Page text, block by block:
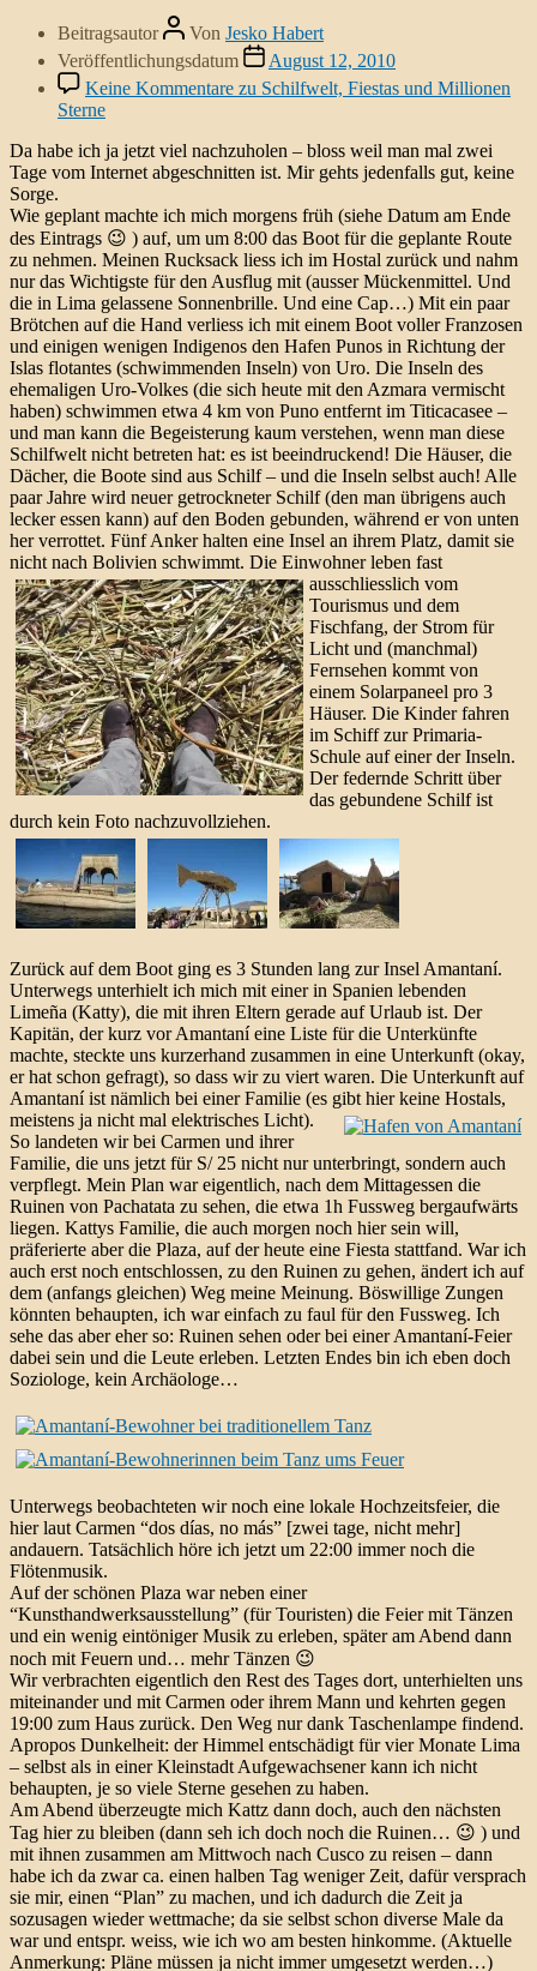
Beitragsautor Von Jesko Habert
Veröffentlichungsdatum
August 12, 2010
Keine Kommentare zu Schilfwelt, Fiestas und Millionen
Sterne
Da habe ich ja jetzt viel nachzuholen – bloss weil man mal zwei
Tage vom Internet abgeschnitten ist. Mir gehts jedenfalls gut, keine
Sorge.
Wie geplant machte ich mich morgens früh (siehe Datum am Ende
des Eintrags 😉 ) auf, um um 8:00 das Boot für die geplante Route
zu nehmen. Meinen Rucksack liess ich im Hostal zurück und nahm
nur das Wichtigste für den Ausflug mit (ausser Mückenmittel. Und
die in Lima gelassene Sonnenbrille. Und eine Cap…) Mit ein paar
Brötchen auf die Hand verliess ich mit einem Boot voller Franzosen
und einigen wenigen Indigenos den Hafen Punos in Richtung der
Islas flotantes (schwimmenden Inseln) von Uro. Die Inseln des
ehemaligen Uro-Volkes (die sich heute mit den Azmara vermischt
haben) schwimmen etwa 4 km von Puno entfernt im Titicacasee –
und man kann die Begeisterung kaum verstehen, wenn man diese
Schilfwelt nicht betreten hat: es ist beeindruckend! Die Häuser, die
Dächer, die Boote sind aus Schilf – und die Inseln selbst auch! Alle
paar Jahre wird neuer getrockneter Schilf (den man übrigens auch
lecker essen kann) auf den Boden gebunden, während er von unten
her verrottet. Fünf Anker halten eine Insel an ihrem Platz, damit sie
nicht nach Bolivien schwimmt. Die Einwohner leben fast
ausschliesslich vom
Tourismus und dem
Fischfang, der Strom für
Licht und (manchmal)
Fernsehen kommt von
einem Solarpaneel pro 3
Häuser. Die Kinder fahren
im Schiff zur Primaria-
Schule auf einer der Inseln.
Der federnde Schritt über
das gebundene Schilf ist
durch kein Foto nachzuvollziehen.
Zurück auf dem Boot ging es 3 Stunden lang zur Insel Amantaní.
Unterwegs unterhielt ich mich mit einer in Spanien lebenden
Limeña (Katty), die mit ihren Eltern gerade auf Urlaub ist. Der
Kapitän, der kurz vor Amantaní eine Liste für die Unterkünfte
machte, steckte uns kurzerhand zusammen in eine Unterkunft (okay,
er hat schon gefragt), so dass wir zu viert waren. Die Unterkunft auf
Amantaní ist nämlich bei einer Familie (es gibt hier keine Hostals,
meistens ja nicht mal elektrisches Licht).
So landeten wir bei Carmen und ihrer
Familie, die uns jetzt für S/ 25 nicht nur unterbringt, sondern auch
verpflegt. Mein Plan war eigentlich, nach dem Mittagessen die
Ruinen von Pachatata zu sehen, die etwa 1h Fussweg bergaufwärts
liegen. Kattys Familie, die auch morgen noch hier sein will,
präferierte aber die Plaza, auf der heute eine Fiesta stattfand. War ich
auch erst noch entschlossen, zu den Ruinen zu gehen, ändert ich auf
dem (anfangs gleichen) Weg meine Meinung. Böswillige Zungen
könnten behaupten, ich war einfach zu faul für den Fussweg. Ich
sehe das aber eher so: Ruinen sehen oder bei einer Amantaní-Feier
dabei sein und die Leute erleben. Letzten Endes bin ich eben doch
Soziologe, kein Archäologe…
Unterwegs beobachteten wir noch eine lokale Hochzeitsfeier, die
hier laut Carmen “dos días, no más” [zwei tage, nicht mehr]
andauern. Tatsächlich höre ich jetzt um 22:00 immer noch die
Flötenmusik.
Auf der schönen Plaza war neben einer
“Kunsthandwerksausstellung” (für Touristen) die Feier mit Tänzen
und ein wenig eintöniger Musik zu erleben, später am Abend dann
noch mit Feuern und… mehr Tänzen 😉
Wir verbrachten eigentlich den Rest des Tages dort, unterhielten uns
miteinander und mit Carmen oder ihrem Mann und kehrten gegen
19:00 zum Haus zurück. Den Weg nur dank Taschenlampe findend.
Apropos Dunkelheit: der Himmel entschädigt für vier Monate Lima
– selbst als in einer Kleinstadt Aufgewachsener kann ich nicht
behaupten, je so viele Sterne gesehen zu haben.
Am Abend überzeugte mich Kattz dann doch, auch den nächsten
Tag hier zu bleiben (dann seh ich doch noch die Ruinen… 😉 ) und
mit ihnen zusammen am Mittwoch nach Cusco zu reisen – dann
habe ich da zwar ca. einen halben Tag weniger Zeit, dafür versprach
sie mir, einen “Plan” zu machen, und ich dadurch die Zeit ja
sozusagen wieder wettmache; da sie selbst schon diverse Male da
war und entspr. weiss, wie ich wo am besten hinkomme. (Aktuelle
Anmerkung: Pläne müssen ja nicht immer umgesetzt werden…)